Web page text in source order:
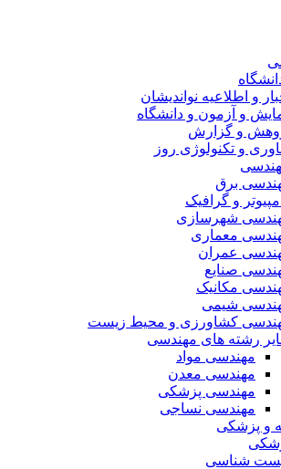
اطلاعیه نواندیشان
و آزمون و دانشگاه
و گزارش
و تکنولوژی روز
برق
و گرافیک
شهرسازی
معماری
عمران
صنایع
مکانیک
شیمی
کشاورزی و محیط زیست
های مهندسی
مهندسی مواد
مهندسی معدن
مهندسی پزشکی
مهندسی نساجی
شناسی